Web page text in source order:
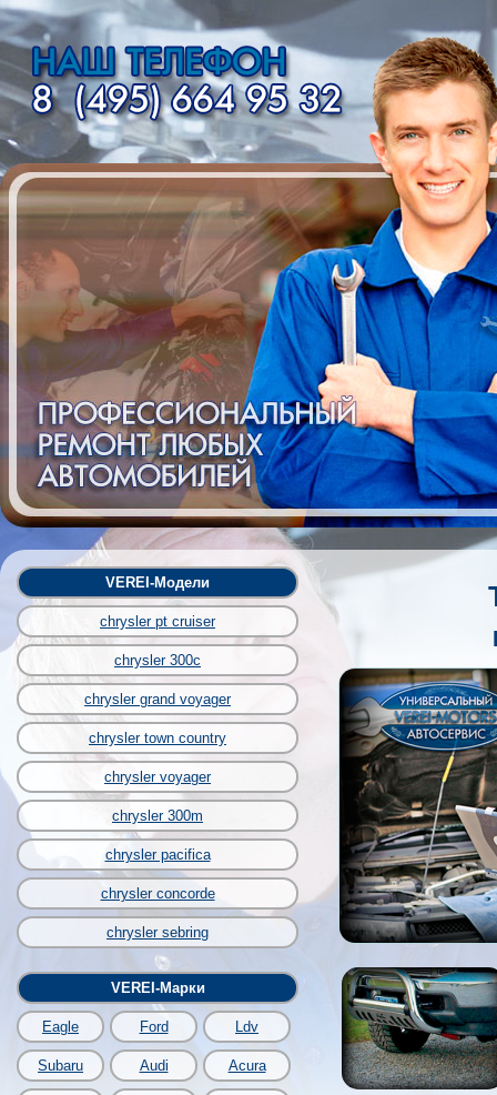
VEREI-Модели
chrysler pt cruiser
chrysler 300c
chrysler grand voyager
chrysler town country
chrysler voyager
chrysler 300m
chrysler pacifica
chrysler concorde
chrysler sebring
VEREI-Марки
Eagle Ford Ldv
Subaru Audi Acura